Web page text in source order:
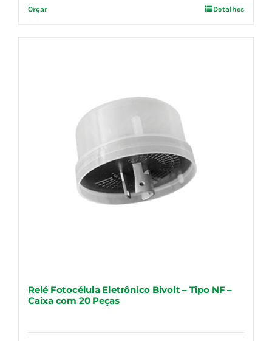
Orçar Detalhes
Relé Fotocélula Eletrônico Bivolt – Tipo NF –
Caixa com 20 Peças